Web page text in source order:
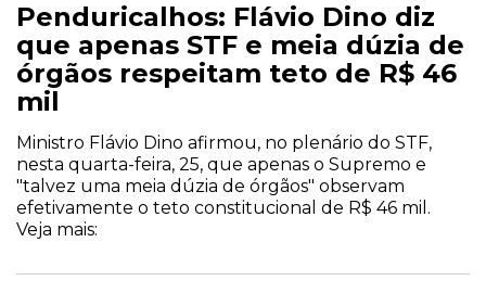
Penduricalhos: Flávio Dino diz
que apenas STF e meia dúzia de
órgãos respeitam teto de R$ 46
mil
Ministro Flávio Dino afirmou, no plenário do STF,
nesta quarta-feira, 25, que apenas o Supremo e
"talvez uma meia dúzia de órgãos" observam
efetivamente o teto constitucional de R$ 46 mil.
Veja mais: